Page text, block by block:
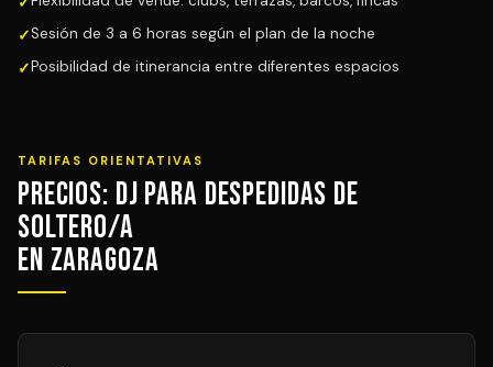
Sesión de 3 a 6 horas según el plan de la noche
Posibilidad de itinerancia entre diferentes espacios
TARIFAS ORIENTATIVAS
Precios: DJ para Despedidas de
Soltero/a
en Zaragoza